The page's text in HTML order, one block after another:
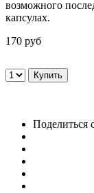
возможного
капсулах.
170 руб
Поделиться